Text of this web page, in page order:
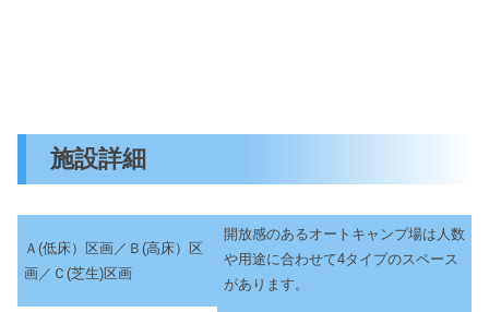
施設詳細
Ａ(低床）区画／Ｂ(高床）区
画／Ｃ(芝生)区画
開放感のあるオートキャンプ場は人数
や用途に合わせて4タイプのスペース
があります。